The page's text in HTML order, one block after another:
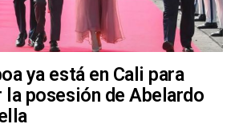
ya está en Cali para
la posesión de Abelardo